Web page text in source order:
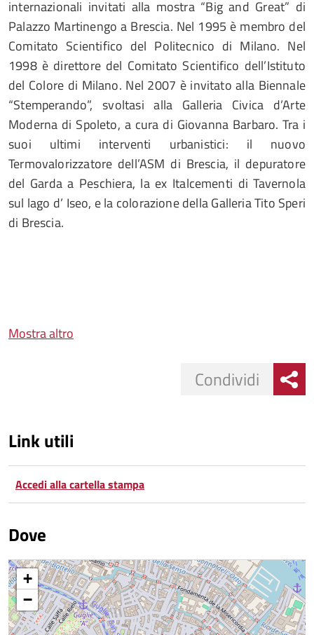
internazionali invitati alla mostra “Big and Great” di
Palazzo Martinengo a Brescia. Nel 1995 è membro del
Comitato Scientifico del Politecnico di Milano. Nel
1998 è direttore del Comitato Scientifico dell’Istituto
del Colore di Milano. Nel 2007 è invitato alla Biennale
“Stemperando”, svoltasi alla Galleria Civica d’Arte
Moderna di Spoleto, a cura di Giovanna Barbaro. Tra i
suoi ultimi interventi urbanistici: il nuovo
Termovalorizzatore dell’ASM di Brescia, il depuratore
del Garda a Peschiera, la ex Italcementi di Tavernola
sul lago d’ Iseo, e la colorazione della Galleria Tito Speri
di Brescia.
Mostra altro
Condividi
Link utili
Accedi alla cartella stampa
Dove
+
−